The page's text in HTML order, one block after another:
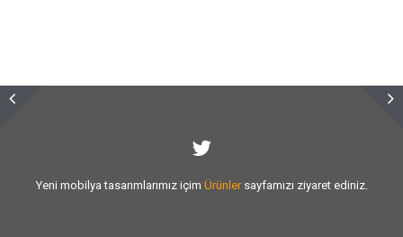
Sizlere vermiş olduğumuzhizmet kalitesiniartırmak için var gücümüzle